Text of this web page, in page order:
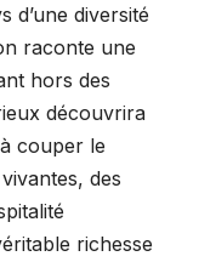
d’une diversité
raconte une
hors des
découvrira
couper le
des
richesse